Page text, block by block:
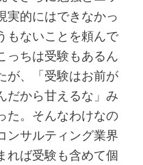
実的にはできなかっ
もないことを頼んで
っちは受験もあるん
が、「受験はお前が
だから甘えるな」み
た。そんなわけなの
ンサルティング業界
れば受験も含めて個